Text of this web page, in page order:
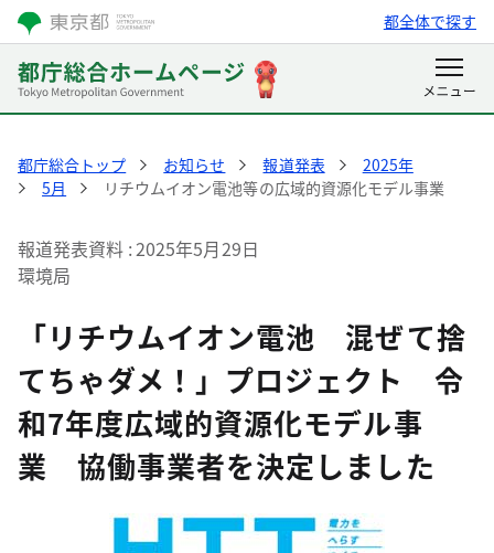
都全体で探す
都庁総合トップ お知らせ 報道発表
2025年
5月
リチウムイオン電池等の広域的資源化モデル事業
報道発表資料 2025年5月29日
環境局
「リチウムイオン電池 混ぜて捨
てちゃダメ！」プロジェクト 令
和7年度広域的資源化モデル事
業 協働事業者を決定しました